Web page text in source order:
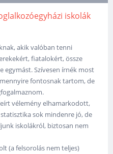
iskolák
akik valóban tenni
fiatalokért, össze
egymást. Szívesen írnék most
fontosnak tartom, de
vélemény elhamarkodott,
sok mindenre jó, de
iskolákról, biztosan nem
(a felsorolás nem teljes)